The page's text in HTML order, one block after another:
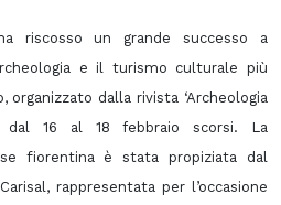
riscosso un grande successo a
e il turismo culturale più
dalla rivista ‘Archeologia
dal 16 al 18 febbraio scorsi. La
fiorentina è stata propiziata dal
rappresentata per l’occasione